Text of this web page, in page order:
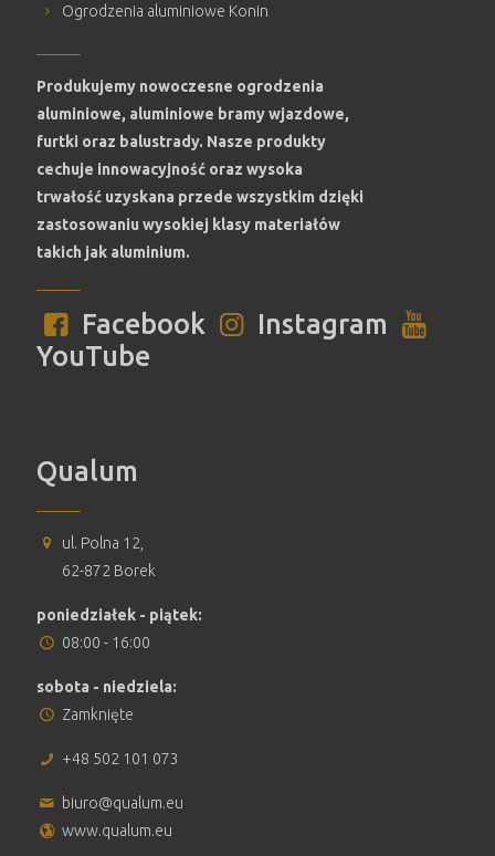
Ogrodzenia aluminiowe Konin
Produkujemy nowoczesne ogrodzenia
aluminiowe, aluminiowe bramy wjazdowe,
furtki oraz balustrady. Nasze produkty
cechuje innowacyjność oraz wysoka
trwałość uzyskana przede wszystkim dzięki
zastosowaniu wysokiej klasy materiałów
takich jak aluminium.
Facebook
Instagram
YouTube
Qualum
ul. Polna 12,
62-872 Borek
poniedziałek - piątek:
08:00 - 16:00
sobota - niedziela:
Zamknięte
+48 502 101 073
biuro@qualum.eu
www.qualum.eu